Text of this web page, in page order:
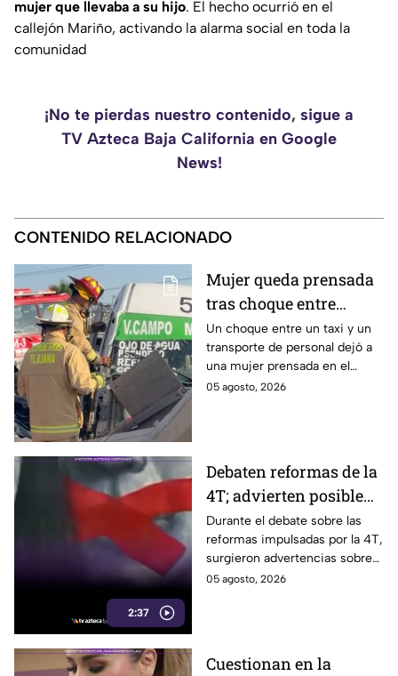
mujer que llevaba a su hijo. El hecho ocurrió en el
callejón Mariño, activando la alarma social en toda la
comunidad
¡No te pierdas nuestro contenido, sigue a
TV Azteca Baja California en Google
News!
CONTENIDO RELACIONADO
Mujer queda prensada
tras choque entre
transporte público y de
personal en Tijuana
Un choque entre un taxi y un
transporte de personal dejó a
una mujer prensada en el
bulevar Insurgentes, a la altura
05 agosto, 2026
2:37
Debaten reformas de la
4T; advierten posible
control sobre la
información y voces
críticas
Durante el debate sobre las
reformas impulsadas por la 4T,
surgieron advertencias sobre
un posible impacto en la
05 agosto, 2026
Cuestionan en la